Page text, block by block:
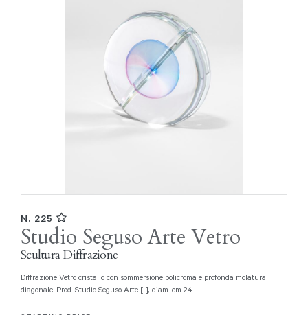
N. 225
Studio Seguso Arte Vetro
Scultura Diffrazione
Diffrazione Vetro cristallo con sommersione policroma e profonda molatura
diagonale. Prod. Studio Seguso Arte [..], diam. cm 24